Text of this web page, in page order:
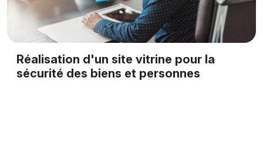
Réalisation d'un site vitrine pour la
sécurité des biens et personnes